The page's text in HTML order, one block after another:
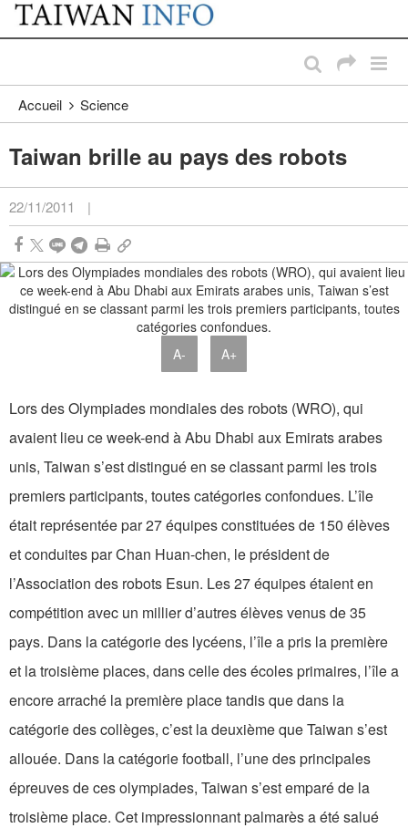
Passer au contenu principal
:::
Accueil Science
Taiwan brille au pays des robots
22/11/2011 |
A- A+
Lors des Olympiades mondiales des robots (WRO), qui
avaient lieu ce week-end à Abu Dhabi aux Emirats arabes
unis, Taiwan s’est distingué en se classant parmi les trois
premiers participants, toutes catégories confondues. L’île
était représentée par 27 équipes constituées de 150 élèves
et conduites par Chan Huan-chen, le président de
l’Association des robots Esun. Les 27 équipes étaient en
compétition avec un millier d’autres élèves venus de 35
pays. Dans la catégorie des lycéens, l’île a pris la première
et la troisième places, dans celle des écoles primaires, l’île a
encore arraché la première place tandis que dans la
catégorie des collèges, c’est la deuxième que Taiwan s’est
allouée. Dans la catégorie football, l’une des principales
épreuves de ces olympiades, Taiwan s’est emparé de la
troisième place. Cet impressionnant palmarès a été salué